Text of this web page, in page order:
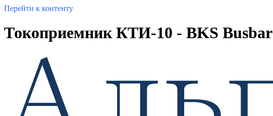
Перейти к контенту
Токоприемник КТИ-10 - BKS Busbar